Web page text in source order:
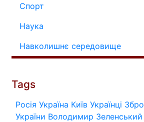
Спорт
Наука
Навколишнє середовище
Tags
Росія Україна Київ Українці
України Володимир Зеленський